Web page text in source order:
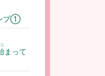
プ①
まって